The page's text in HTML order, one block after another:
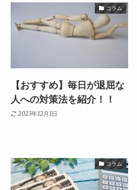
コラム
【おすすめ】毎日が退屈な
人への対策法を紹介！！
2023年12月1日
コラム